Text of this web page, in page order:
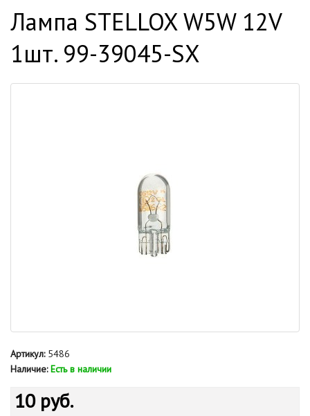
Лампа STELLOX W5W 12V
1шт. 99-39045-SX
Артикул:5486
Наличие: Есть в наличии
10 руб.